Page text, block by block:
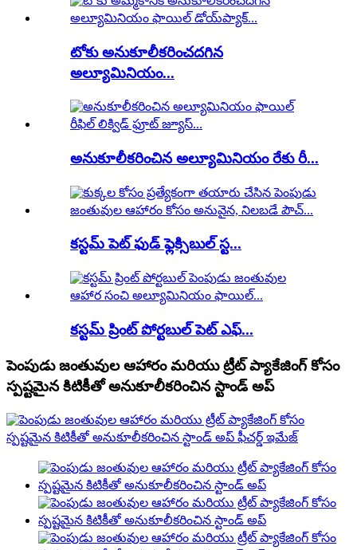
టోకు అనుకూలీకరించదగిన
అల్యూమినియం...
అనుకూలీకరించిన అల్యూమినియం రేకు రీ...
కస్టమ్ పెట్ ఫుడ్ ఫ్లెక్సిబుల్ స్ట...
కస్టమ్ ప్రింట్ పోర్టబుల్ పెట్ ఎఫ్...
పెంపుడు జంతువుల ఆహారం మరియు ట్రీట్ ప్యాకేజింగ్ కోసం
స్పష్టమైన కిటికీతో అనుకూలీకరించిన స్టాండ్ అప్